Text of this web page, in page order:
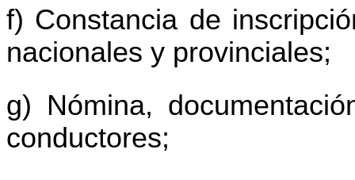
f) Constancia de
nacionales y provinciales;
g) Nómina,
conductores;